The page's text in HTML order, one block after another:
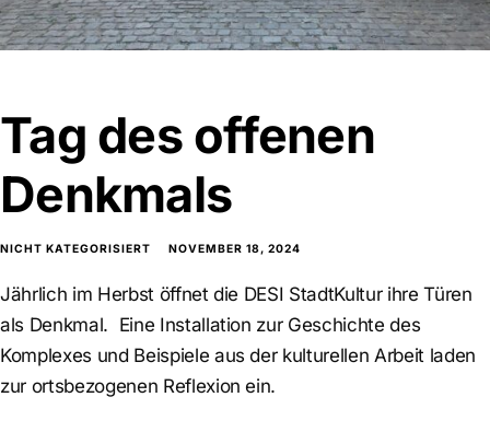
Tag des offenen
Denkmals
NICHT KATEGORISIERT NOVEMBER 18, 2024
Jährlich im Herbst öffnet die DESI StadtKultur ihre Türen
als Denkmal. Eine Installation zur Geschichte des
Komplexes und Beispiele aus der kulturellen Arbeit laden
zur ortsbezogenen Reflexion ein.